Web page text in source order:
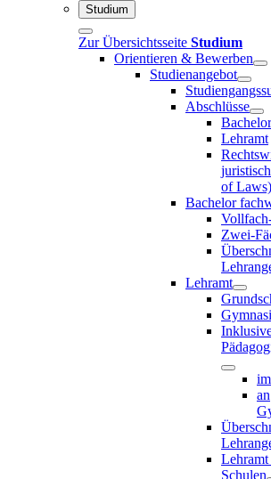
Studium
Zur Übersichtsseite Studium
Orientieren & Bewerben
Studienangebot
Abschlüsse
Lehramt
of Laws)
Bachelor
Zwei-
Lehramt
an
Lehramt
Schulen